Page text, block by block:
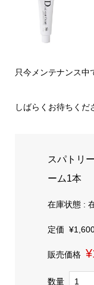
只今メンテナンス中
しばらくお待ちくだ
スパトリ
ーム1本
在庫状態 :
定価
販売価格
数量